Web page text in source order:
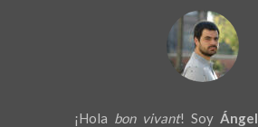
¡Hola bon vivant! Soy Ángel